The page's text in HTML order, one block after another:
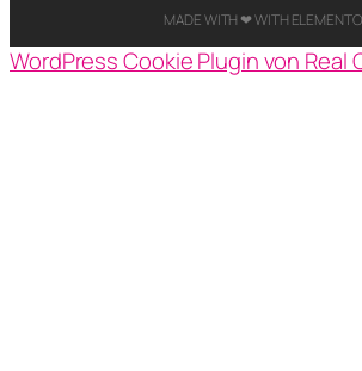
MADE WITH ❤ WITH
WordPress Cookie Plugin von Real